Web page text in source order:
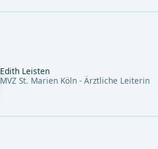
Edith Leisten
MVZ St. Marien Köln - Ärztliche Leiterin